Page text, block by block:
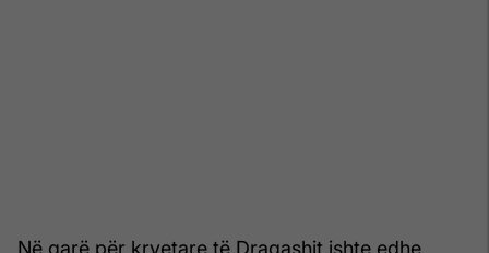
Në garë për kryetare të Dragashit ishte edhe